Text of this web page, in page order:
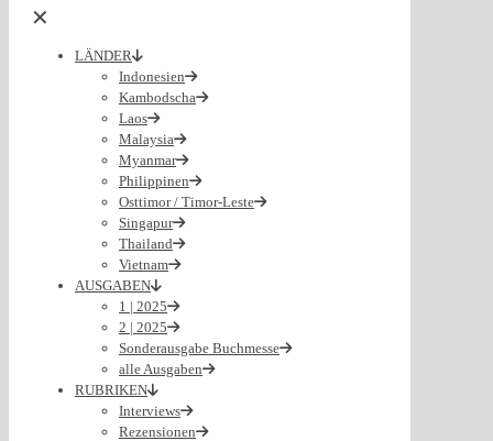
✕
LÄNDER
Indonesien
Kambodscha
Laos
Malaysia
Myanmar
Philippinen
Osttimor / Timor-Leste
Singapur
Thailand
Vietnam
AUSGABEN
1 | 2025
2 | 2025
Sonderausgabe Buchmesse
alle Ausgaben
RUBRIKEN
Interviews
Rezensionen